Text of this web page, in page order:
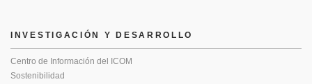
INVESTIGACIÓN Y DESARROLLO
Centro de Información del ICOM
Sostenibilidad